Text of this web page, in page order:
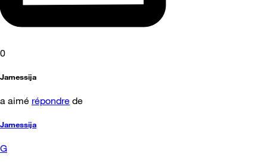
0
Jamessija
a aimé répondre de
Jamessija
G